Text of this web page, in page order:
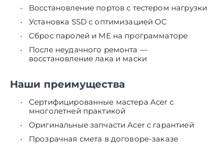
Восстановление портов с тестером нагрузки
Установка SSD с оптимизацией ОС
Сброс паролей и ME на программаторе
После неудачного ремонта —
восстановление лака и маски
Наши преимущества
Сертифицированные мастера Acer с
многолетней практикой
Оригинальные запчасти Acer с гарантией
Прозрачная смета в договоре-заказе